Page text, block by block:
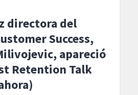
directora del
Success,
apareció
Retention Talk